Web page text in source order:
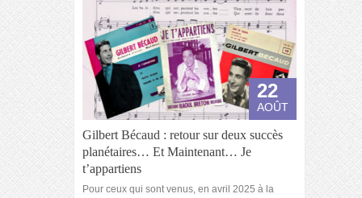
22
AOÛT
Gilbert Bécaud : retour sur deux succès
planétaires… Et Maintenant… Je
t’appartiens
Pour ceux qui sont venus, en avril 2025 à la